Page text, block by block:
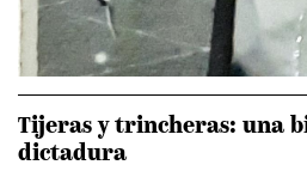
Tijeras y trincheras: una
dictadura